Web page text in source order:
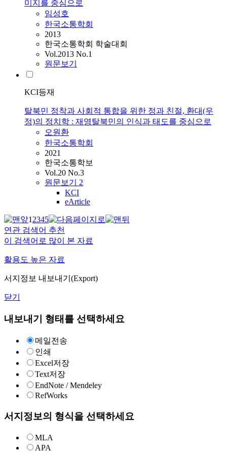
미지를 중심으로
임성호
한국소통학회
2013
한국소통학회 학술대회
Vol.2013 No.1
원문보기
KCI등재
탈북민 정착과 사회적 통합을 위한 정과 친절, 환대(우
정)의 정치학 : 재영탈북민의 인식과 태도를 중심으로
오원환
한국소통학회
2021
한국소통학보
Vol.20 No.3
원문보기 2
KCI
eArticle
12345
연관 검색어 추천
이 검색어로 많이 본 자료
활용도 높은 자료
서지정보 내보내기(Export)
닫기
내보내기 형태를 선택하세요
메일전송
인쇄
Excel저장
Text저장
EndNote / Mendeley
RefWorks
서지정보의 형식을 선택하세요
MLA
APA